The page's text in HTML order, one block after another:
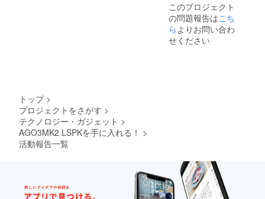
このプロジェクト
の問題報告はこち
らよりお問い合わ
せください
トップ >
プロジェクトをさがす >
テクノロジー・ガジェット >
AGO3MK2 LSPKを手に入れる！ >
活動報告一覧